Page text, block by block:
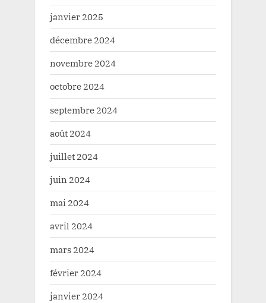
janvier 2025
décembre 2024
novembre 2024
octobre 2024
septembre 2024
août 2024
juillet 2024
juin 2024
mai 2024
avril 2024
mars 2024
février 2024
janvier 2024